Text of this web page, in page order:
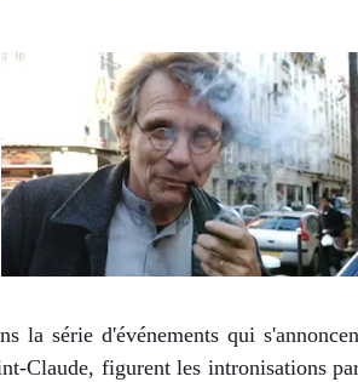
la série d'événements qui
Claude, figurent les intronisations